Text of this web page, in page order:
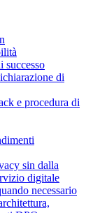
successo
di
e procedura di
sin dalla
digitale
necessario